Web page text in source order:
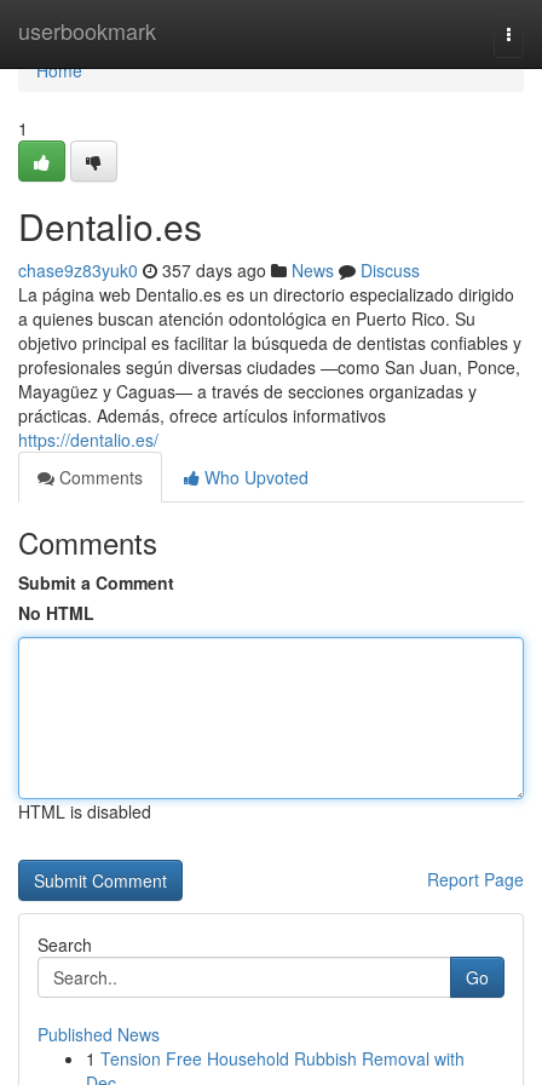
userbookmark
Home
Home
1
Dentalio.es
chase9z83yuk0 357 days ago News
Discuss
La página web Dentalio.es es un directorio especializado dirigido
a quienes buscan atención odontológica en Puerto Rico. Su
objetivo principal es facilitar la búsqueda de dentistas confiables y
profesionales según diversas ciudades —como San Juan, Ponce,
Mayagüez y Caguas— a través de secciones organizadas y
prácticas. Además, ofrece artículos informativos
https://dentalio.es/
Comments
Who Upvoted
Comments
Submit a Comment
No HTML
HTML is disabled
Report Page
Search
Go
Published News
1 Tension Free Household Rubbish Removal with